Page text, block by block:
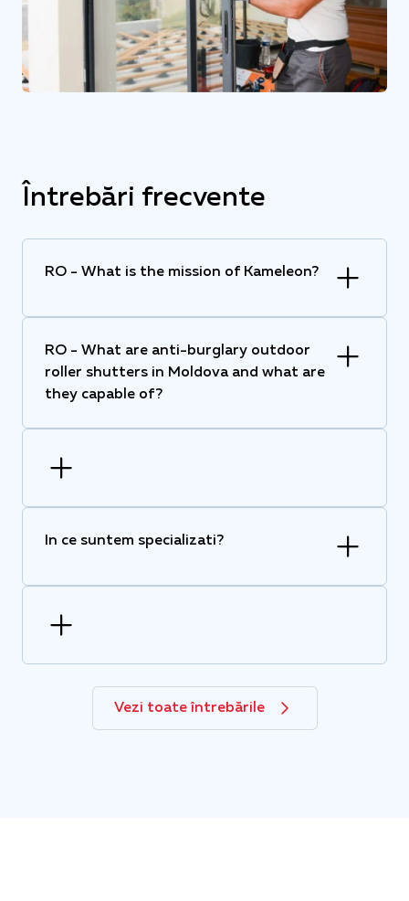
Întrebări frecvente
RO - What is the mission of Kameleon?
RO - What are anti-burglary outdoor
roller shutters in Moldova and what are
they capable of?
In ce suntem specializati?
Vezi toate întrebările